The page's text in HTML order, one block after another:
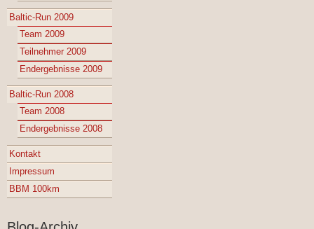
Baltic-Run 2009
Team 2009
Teilnehmer 2009
Endergebnisse 2009
Baltic-Run 2008
Team 2008
Endergebnisse 2008
Kontakt
Impressum
BBM 100km